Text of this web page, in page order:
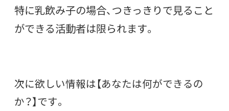
特に乳飲み子の場合、つきっきりで見ること
ができる活動者は限られます。
次に欲しい情報は【あなたは何ができるの
か？】です。